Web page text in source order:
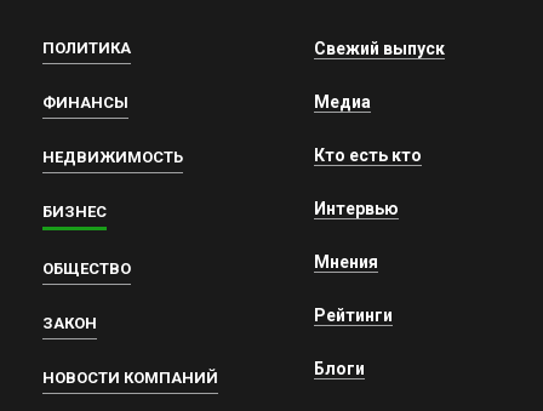
ПОЛИТИКА
ФИНАНСЫ
НЕДВИЖИМОСТЬ
БИЗНЕС
ОБЩЕСТВО
ЗАКОН
НОВОСТИ КОМПАНИЙ
Свежий выпуск
Медиа
Кто есть кто
Интервью
Мнения
Рейтинги
Блоги